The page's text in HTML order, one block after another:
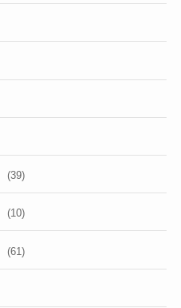
(39)
(10)
(61)